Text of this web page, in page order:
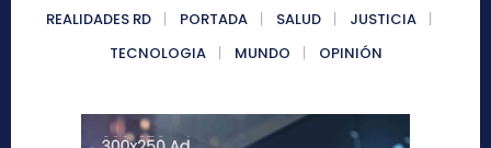
REALIDADES RD PORTADA SALUD
JUSTICIA
TECNOLOGIA
MUNDO OPINIÓN